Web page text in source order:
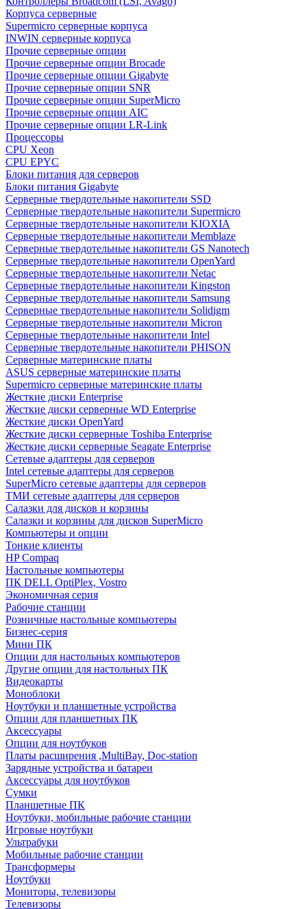
Корпуса серверные
Supermicro серверные корпуса
INWIN серверные корпуса
Прочие серверные опции
Прочие серверные опции Brocade
Прочие серверные опции Gigabyte
Прочие серверные опции SNR
Прочие серверные опции SuperMicro
Прочие серверные опции AIC
Прочие серверные опции LR-Link
Процессоры
CPU Xeon
CPU EPYC
Блоки питания для серверов
Блоки питания Gigabyte
Серверные твердотельные накопители SSD
Cерверные твердотельные накопители Supermicro
Cерверные твердотельные накопители KIOXIA
Cерверные твердотельные накопители Memblaze
Cерверные твердотельные накопители GS Nanotech
Серверные твердотельные накопители OpenYard
Серверные твердотельные накопители Netac
Cерверные твердотельные накопители Kingston
Cерверные твердотельные накопители Samsung
Cерверные твердотельные накопители Solidigm
Cерверные твердотельные накопители Micron
Cерверные твердотельные накопители Intel
Cерверные твердотельные накопители PHISON
Серверные материнские платы
ASUS серверные материнские платы
Supermicro серверные материнские платы
Жесткие диски Enterprise
Жесткие диски серверные WD Enterprise
Жесткие диски OpenYard
Жесткие диски серверные Toshiba Enterprise
Жесткие диски серверные Seagate Enterprise
Сетевые адаптеры для серверов
Intel сетевые адаптеры для серверов
SuperMicro сетевые адаптеры для серверов
ТМИ сетевые адаптеры для серверов
Салазки для дисков и корзины
Салазки и корзины для дисков SuperMicro
Компьютеры и опции
Тонкие клиенты
HP Compaq
Настольные компьютеры
ПК DELL OptiPlex, Vostro
Экономичная серия
Рабочие станции
Розничные настольные компьютеры
Бизнес-серия
Мини ПК
Опции для настольных компьютеров
Другие опции для настольных ПК
Видеокарты
Моноблоки
Ноутбуки и планшетные устройства
Опции для планшетных ПК
Аксессуары
Опции для ноутбуков
Платы расширения ,MultiBay, Doc-station
Зарядные устройства и батареи
Аксессуары для ноутбуков
Сумки
Планшетные ПК
Ноутбуки, мобильные рабочие станции
Игровые ноутбуки
Ультрабуки
Мобильные рабочие станции
Трансформеры
Ноутбуки
Мониторы, телевизоры
Телевизоры